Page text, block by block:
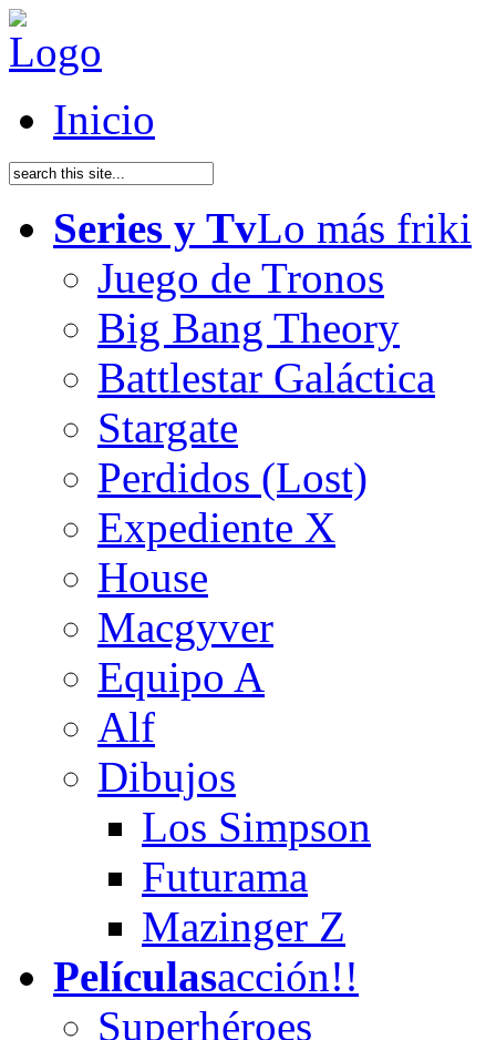
Inicio
Series y TvLo más friki
Juego de Tronos
Big Bang Theory
Battlestar Galáctica
Stargate
Perdidos (Lost)
Expediente X
House
Macgyver
Equipo A
Alf
Dibujos
Los Simpson
Futurama
Mazinger Z
Películasacción!!
Superhéroes